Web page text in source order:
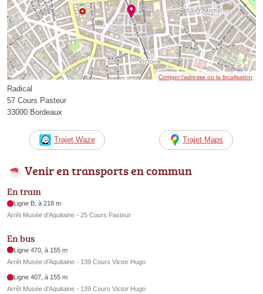
Corriger l’adresse ou la localisation
Radical
57 Cours Pasteur
33000 Bordeaux
Trajet Waze Trajet Maps
Venir en transports en commun
En tram
Ligne B, à 218 m
Arrêt Musée d'Aquitaine - 25 Cours Pasteur
En bus
Ligne 470, à 155 m
Arrêt Musée d'Aquitaine - 139 Cours Victor Hugo
Ligne 407, à 155 m
Arrêt Musée d'Aquitaine - 139 Cours Victor Hugo